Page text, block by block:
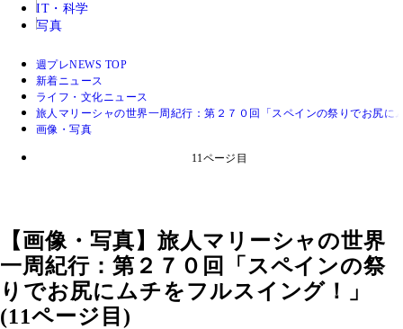
IT・科学
写真
週プレNEWS TOP
新着ニュース
ライフ・文化ニュース
旅人マリーシャの世界一周紀行：第２７０回「スペインの祭りでお尻に
画像・写真
11ページ目
【画像・写真】旅人マリーシャの世界
一周紀行：第２７０回「スペインの祭
りでお尻にムチをフルスイング！」
(11ページ目)